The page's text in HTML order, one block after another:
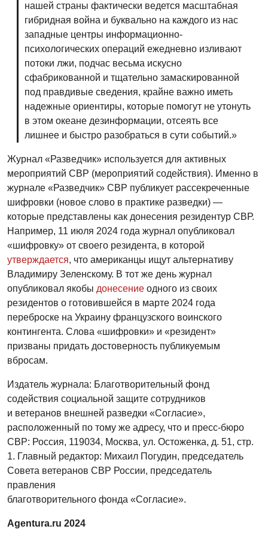
нашей страны фактически ведется масштабная
гибридная война и буквально на каждого из нас
западные центры информационно-
психологических операций ежедневно изливают
потоки лжи, подчас весьма искусно
сфабрикованной и тщательно замаскированной
под правдивые сведения, крайне важно иметь
надежные ориентиры, которые помогут не утонуть
в этом океане дезинформации, отсеять все
лишнее и быстро разобраться в сути событий.»
Журнал «Разведчик» используется для активных
мероприятий СВР (мероприятий содействия). Именно в
журнале «Разведчик» СВР публикует рассекреченные
шифровки (новое слово в практике разведки) —
которые представлены как донесения резидентур СВР.
Например, 11 июля 2024 года журнал опубликовал
«шифровку» от своего резидента, в которой
утверждается, что американцы ищут альтернативу
Владимиру Зеленскому. В тот же день журнал
опубликовал якобы донесение одного из своих
резидентов о готовившейся в марте 2024 года
переброске на Украину французского воинского
контингента. Слова «шифровки» и «резидент»
призваны придать достоверность публикуемым
вбросам.
Издатель журнала: Благотворительный фонд
содействия социальной защите сотрудников
и ветеранов внешней разведки «Согласие»,
расположенный по тому же адресу, что и пресс-бюро
СВР: Россия, 119034, Москва, ул. Остоженка, д. 51, стр.
1. Главный редактор: Михаил Погудин, председатель
Совета ветеранов СВР России, председатель
правления
благотворительного фонда «Согласие».
Agentura.ru 2024